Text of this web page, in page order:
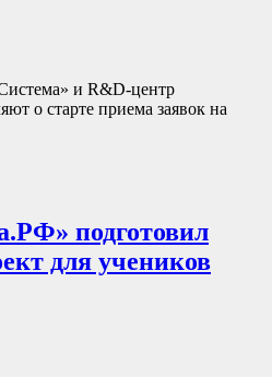
и R&D-центр
о старте приема заявок на
подготовил
для учеников